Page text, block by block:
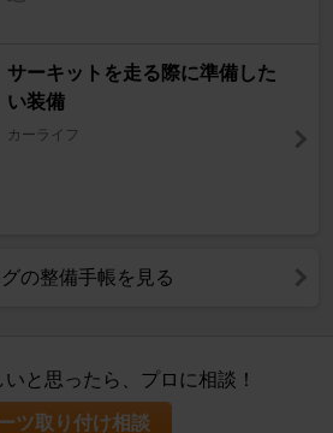
サーキットを走る際に準備した
い装備
カーライフ
の整備手帳を見る
と思ったら、プロに相談！
ツ取り付け相談